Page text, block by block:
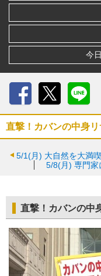
今
直撃！カバンの中身
5/1(月) 大自然を大満
5/8(月) 専門家
直撃！カバンの中